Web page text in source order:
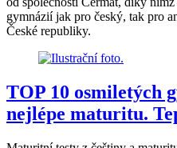
gymnázií jak pro český, tak pro
České republiky.
TOP 10 osmiletých
nejlépe maturitu.